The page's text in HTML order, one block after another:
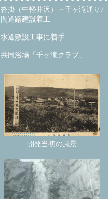
沓掛（中軽井沢）－千ヶ滝通り7
間道路建設着工
水道敷設工事に着手
共同浴場「千ヶ滝クラブ」
開発当初の風景